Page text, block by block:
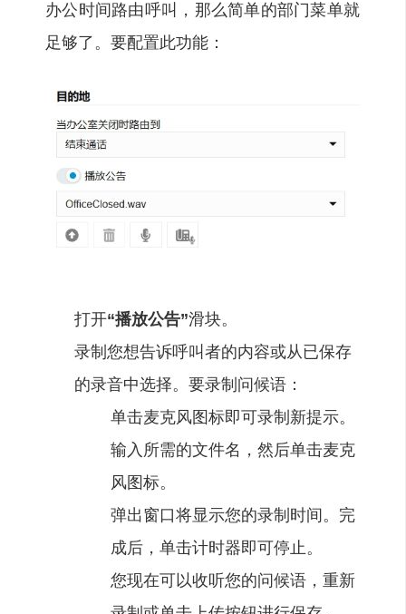
办公时间路由呼叫，那么简单的部门菜单就
足够了。要配置此功能：
打开“播放公告”滑块。
录制您想告诉呼叫者的内容或从已保存
的录音中选择。要录制问候语：
单击麦克风图标即可录制新提示。
输入所需的文件名，然后单击麦克
风图标。
弹出窗口将显示您的录制时间。完
成后，单击计时器即可停止。
您现在可以收听您的问候语，重新